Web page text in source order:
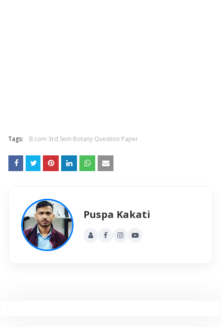
Tags: B.com 3rd Sem Botany Question Paper
Puspa Kakati